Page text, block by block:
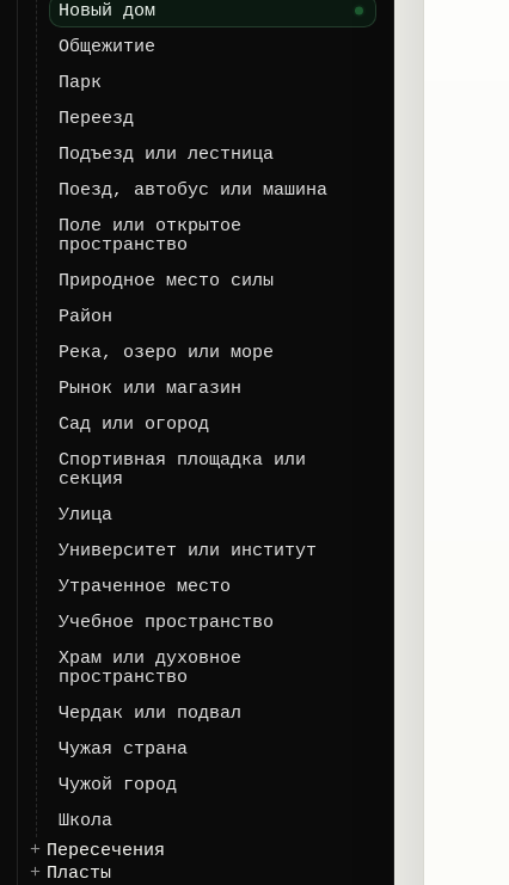
Новый дом
Общежитие
Парк
Переезд
Подъезд или лестница
Поезд, автобус или машина
Поле или открытое
пространство
Природное место силы
Район
Река, озеро или море
Рынок или магазин
Сад или огород
Спортивная площадка или
секция
Улица
Университет или институт
Утраченное место
Учебное пространство
Храм или духовное
пространство
Чердак или подвал
Чужая страна
Чужой город
Школа
Пересечения
Пласты